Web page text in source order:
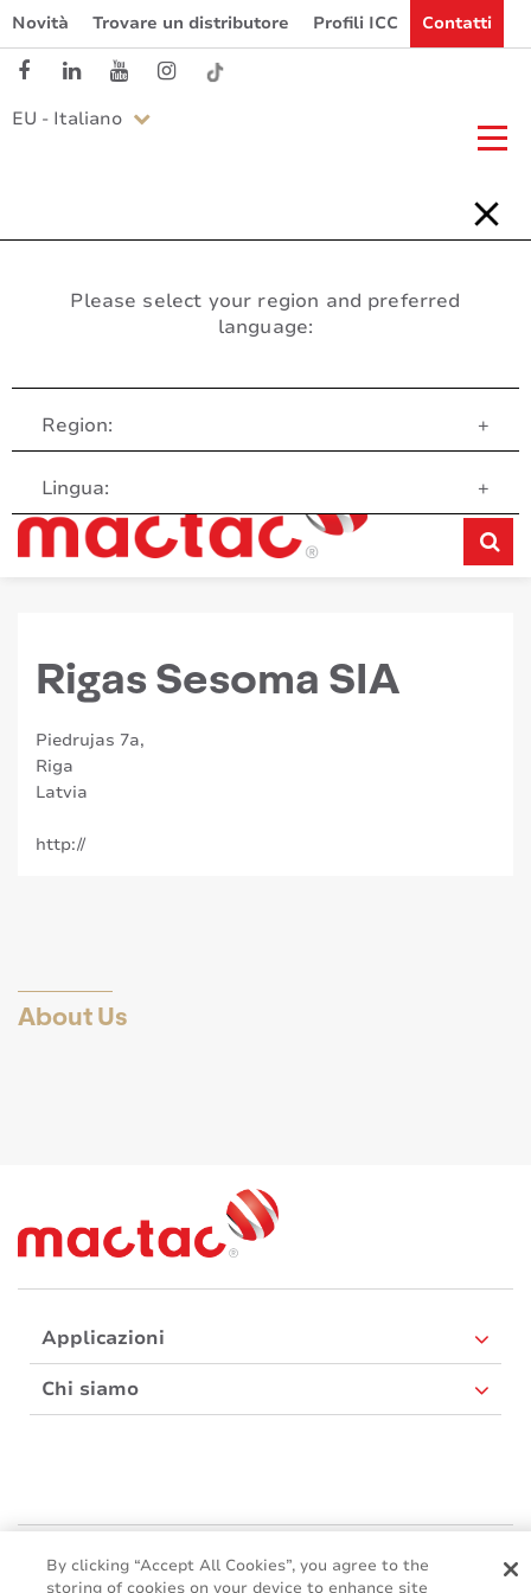
Novità Trovare un distributore Profili ICC Contatti
EU - Italiano
Please select your region and preferred
language:
Region: +
Lingua: +
Servizio clienti
Rigas Sesoma SIA
Piedrujas 7a,
Riga
Latvia
http://
About Us
Applicazioni
Chi siamo
Mactac Europe
Boulevard Kennedy - B-7060 SOIGNIES
By clicking “Accept All Cookies”, you agree to the
storing of cookies on your device to enhance site